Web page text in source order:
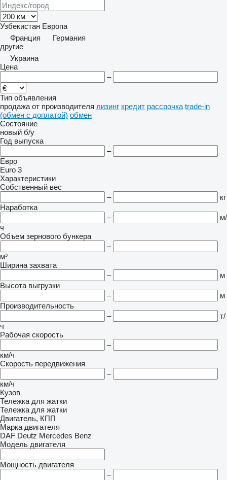
Узбекистан Европа
Франция
Германия
другие
Украина
Цена
–
Тип объявления
продажа от производителя лизинг кредит рассрочка trade-in
(обмен с доплатой) обмен
Состояние
новый б/у
Год выпуска
–
Евро
Euro 3
Характеристики
Собственный вес
–
кг
Наработка
–
м/
ч
Объем зернового бункера
–
м³
Ширина захвата
–
м
Высота выгрузки
–
м
Производительность
–
т/
ч
Рабочая скорость
–
км/ч
Скорость передвижения
–
км/ч
Кузов
Тележка для жатки
Тележка для жатки
Двигатель, КПП
Марка двигателя
DAF Deutz Mercedes Benz
Модель двигателя
Мощность двигателя
–